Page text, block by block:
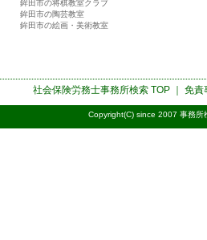
鉾田市の将棋教室クラブ
鉾田市の陶芸教室
鉾田市の絵画・美術教室
社会保険労務士事務所検索TOP ｜ 免責
Copyright(C) since 2007 事務所